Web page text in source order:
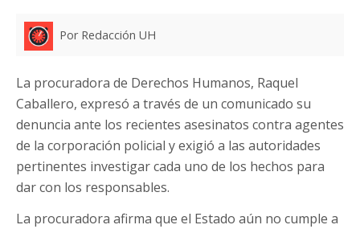
Por Redacción UH
La procuradora de Derechos Humanos, Raquel
Caballero, expresó a través de un comunicado su
denuncia ante los recientes asesinatos contra agentes
de la corporación policial y exigió a las autoridades
pertinentes investigar cada uno de los hechos para
dar con los responsables.
La procuradora afirma que el Estado aún no cumple a